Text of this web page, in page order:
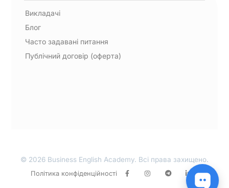
Викладачі
Блог
Часто задавані питання
Публічний договір (оферта)
© 2026 Business English Academy. Всі права захищено.
Політика конфіденційності